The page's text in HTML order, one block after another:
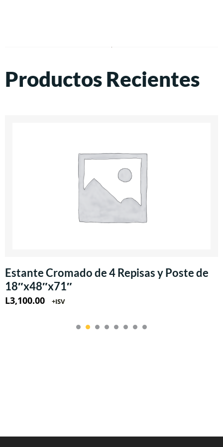
Productos Recientes
Estante Cromado de 4 Repisas y Poste de
18″x48″x71″
L3,100.00 +ISV